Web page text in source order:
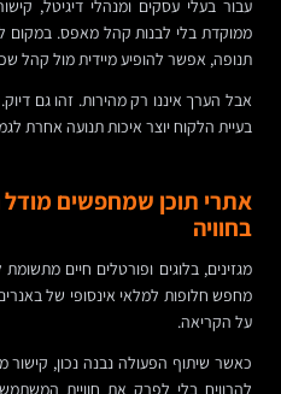
עבור בעלי עסקים ומנהלי דיגיטל,
ממוקדת בלי לבנות קהל מאפס. במקום
תנופה, אפשר להופיע מיידית מול קהל
אבל הערך איננו רק מהירות. זהו גם
בעיית הלקוח יוצר איכות תנועה אחרת
אתרי תוכן שמחפשים
בחוויה
מגזינים, בלוגים ופורטלים חיים
מחפש חלופות למלאי אינסופי של
על הקריאה.
כאשר שיתוף הפעולה נבנה נכון, קישור
להרוויח בלי לפרק את חוויית